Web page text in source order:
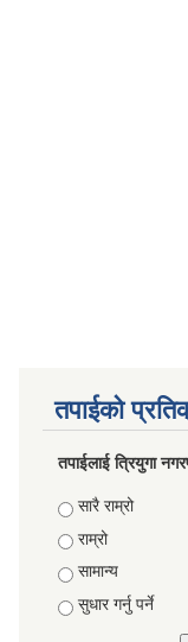
तपाईको
तपाईलाई त्रियुगा
Choices
सारै राम्रो
राम्रो
सामान्य
सुधार गर्नु पर्ने